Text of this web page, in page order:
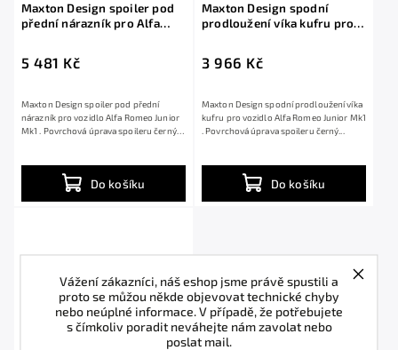
Vážení zákazníci, náš eshop jsme právě spustili a
proto se můžou někde objevovat technické chyby
nebo neúplné informace. V případě, že potřebujete
s čímkoliv poradit neváhejte nám zavolat nebo
poslat mail.
Maxton Design spoiler pod
přední nárazník pro Alfa
5 481 Kč
Do košíku
Maxton Design spoiler pod přední
nárazník pro vozidlo Alfa Romeo Junior
Mk1 . Povrchová úprava spoileru černý
Maxton Design spodní
prodloužení víka kufru pro
3 966 Kč
Do košíku
Maxton Design spodní prodloužení víka
kufru pro vozidlo Alfa Romeo Junior Mk1
. Povrchová úprava spoileru černý...